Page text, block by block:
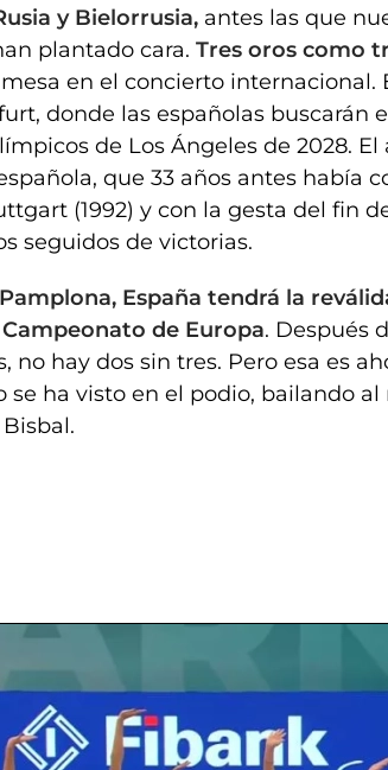
y Bielorrusia, antes las que
plantado cara. Tres oros como
en el concierto internacional.
donde las españolas buscarán
de Los Ángeles de 2028. El
que 33 años antes había
(1992) y con la gesta del fin
seguidos de victorias.
España tendrá la
de Europa. Después
no hay dos sin tres. Pero esa es
se ha visto en el podio, bailando